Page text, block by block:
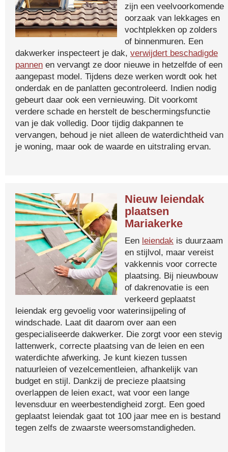
zijn een veelvoorkomende
oorzaak van lekkages en
vochtplekken op zolders
of binnenmuren. Een
dakwerker inspecteert je dak, verwijdert beschadigde
pannen en vervangt ze door nieuwe in hetzelfde of een
aangepast model. Tijdens deze werken wordt ook het
onderdak en de panlatten gecontroleerd. Indien nodig
gebeurt daar ook een vernieuwing. Dit voorkomt
verdere schade en herstelt de beschermingsfunctie
van je dak volledig. Door tijdig dakpannen te
vervangen, behoud je niet alleen de waterdichtheid van
je woning, maar ook de waarde en uitstraling ervan.
Nieuw leiendak
plaatsen
Mariakerke
Een leiendak is duurzaam
en stijlvol, maar vereist
vakkennis voor correcte
plaatsing. Bij nieuwbouw
of dakrenovatie is een
verkeerd geplaatst
leiendak erg gevoelig voor waterinsijpeling of
windschade. Laat dit daarom over aan een
gespecialiseerde dakwerker. Die zorgt voor een stevig
lattenwerk, correcte plaatsing van de leien en een
waterdichte afwerking. Je kunt kiezen tussen
natuurleien of vezelcementleien, afhankelijk van
budget en stijl. Dankzij de precieze plaatsing
overlappen de leien exact, wat voor een lange
levensduur en weerbestendigheid zorgt. Een goed
geplaatst leiendak gaat tot 100 jaar mee en is bestand
tegen zelfs de zwaarste weersomstandigheden.